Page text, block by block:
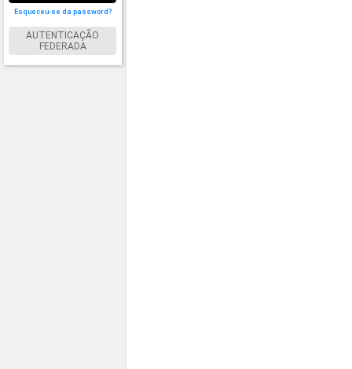
Esqueceu-se da password?
AUTENTICAÇÃO
FEDERADA